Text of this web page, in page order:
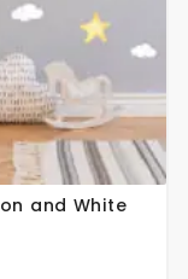
and White